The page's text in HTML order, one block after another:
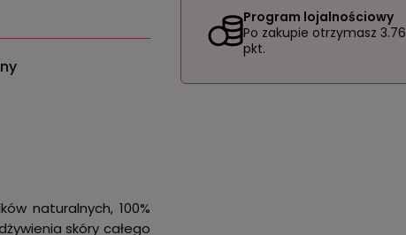
naturalnych, 100%
skóry całego
Program lojalnościowy
Po zakupie otrzymasz 3.76
pkt.